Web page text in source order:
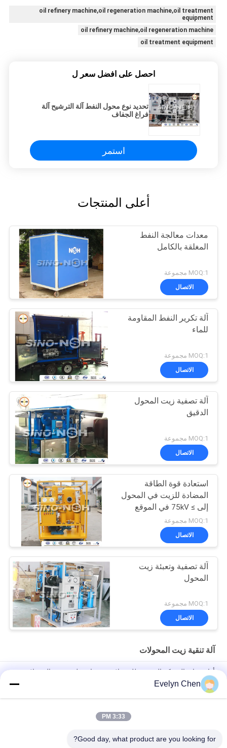
oil refinery machine,oil regeneration machine,oil treatment
equipment
oil refinery machine,oil regeneration machine
oil treatment equipment
احصل على افضل سعر ل
تحديد نوع محول النفط آلة الترشيح آلة
فراغ الجفاف
استمر
أعلى المنتجات
معدات معالجة النفط
المغلقة بالكامل
MOQ:1 مجموعة
الاتصال
آلة تكرير النفط المقاومة
للماء
MOQ:1 مجموعة
الاتصال
آلة تصفية زيت المحول
الدقيق
MOQ:1 مجموعة
الاتصال
استعادة قوة الطاقة
المضادة للزيت في المحول
إلى ≥ 75kV في الموقع
500kV
MOQ:1 مجموعة
الاتصال
آلة تصفية وتعبئة زيت
المحول
MOQ:1 مجموعة
الاتصال
آلة تنقية زيت المحولات
أداة صيانة الشركة المصنعة للمحولات ، معدات فلترة زيت المحولات ،
قدرة قوية على تجفيف الفراغ
معالجة زيت محول طاقة الشبكة ، متنقل في محطة فرعية ، مع غرفة
Evelyn Chen
3:33 PM
Good day, what product are you looking for?